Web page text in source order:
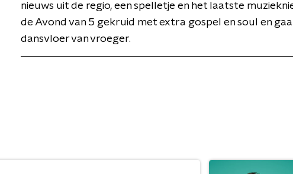
nieuws uit de regio, een spelletje en het laatste
de Avond van 5 gekruid met extra gospel en soul en
dansvloer van vroeger.